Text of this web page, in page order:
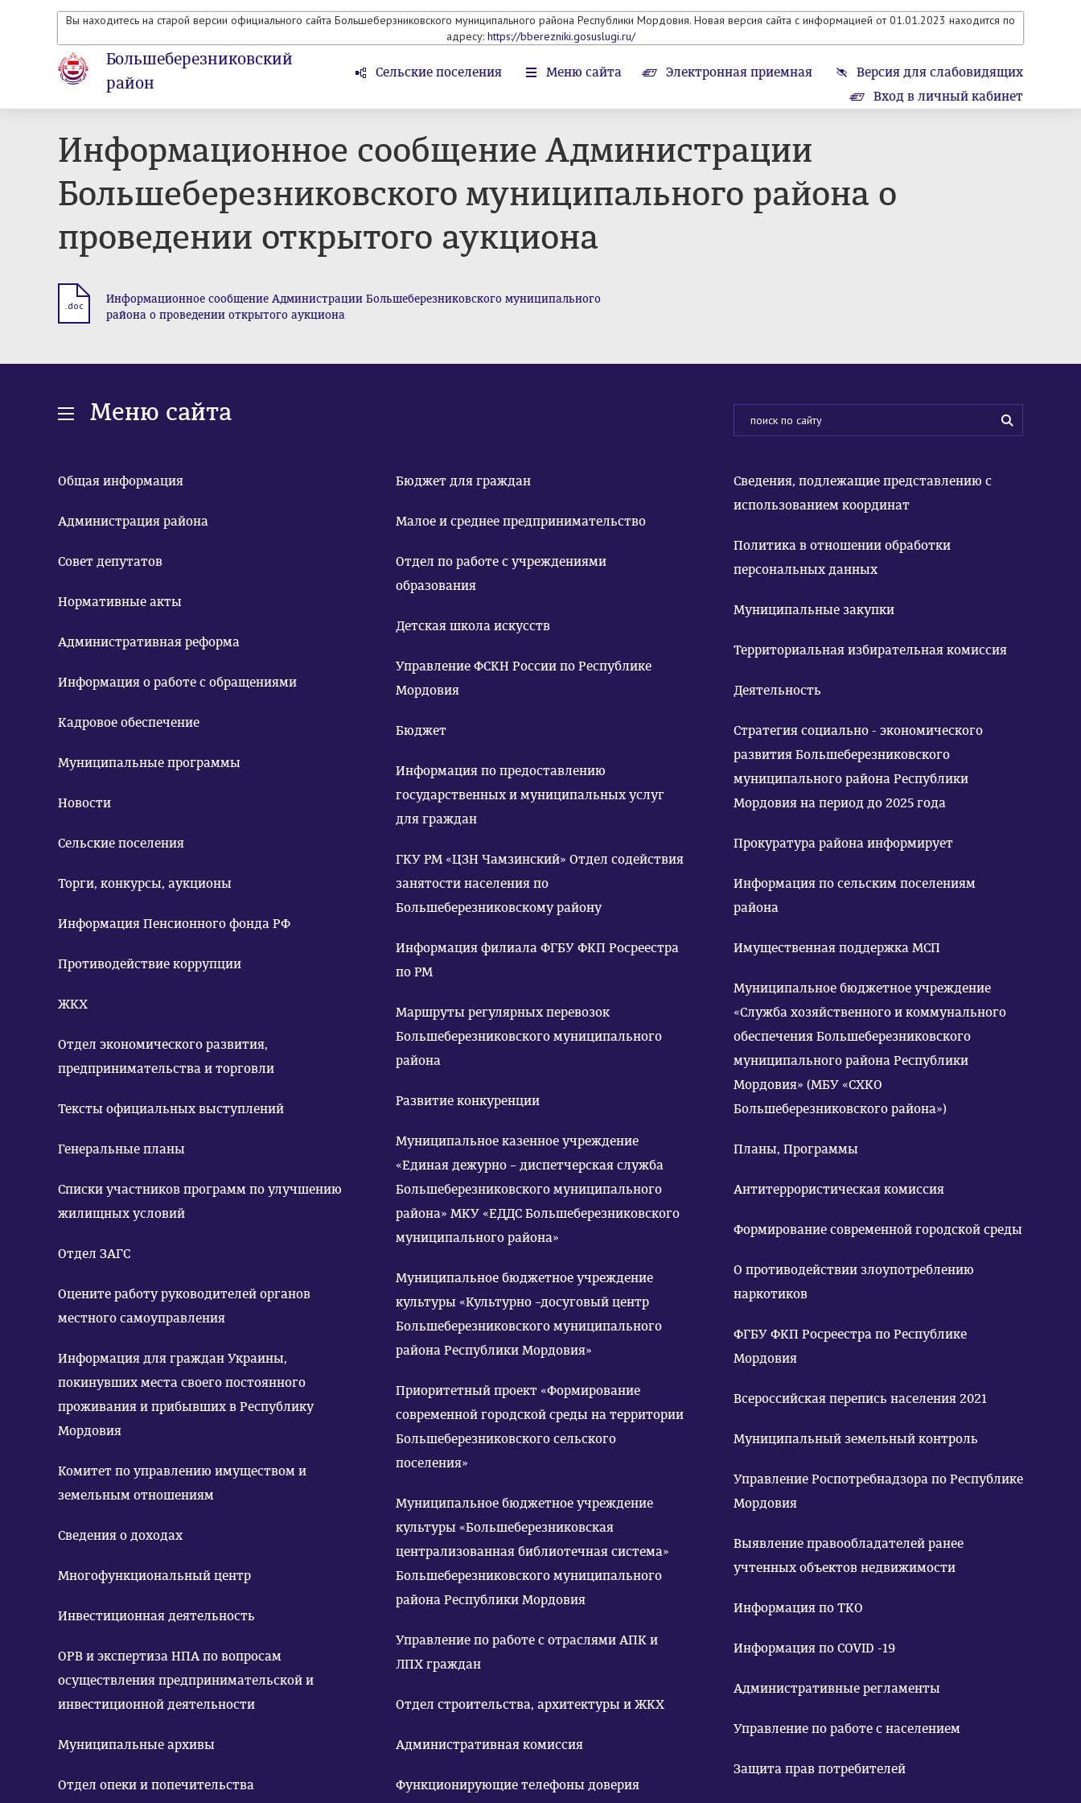
Вы находитесь на старой версии официального сайта Большеберзниковского муниципального района Республики Мордовия. Новая версия сайта с информацией от 01.01.2023 находится по
адресу: https://bberezniki.gosuslugi.ru/
Большеберезниковский
район
Сельские поселения Меню сайта Электронная приемная
Версия для слабовидящих
Вход в личный кабинет
Информационное сообщение Администрации
Большеберезниковского муниципального района о
проведении открытого аукциона
.doc
Информационное сообщение Администрации Большеберезниковского муниципального
района о проведении открытого аукциона
Меню сайта
Общая информация
Администрация района
Совет депутатов
Нормативные акты
Административная реформа
Информация о работе с обращениями
Кадровое обеспечение
Муниципальные программы
Новости
Сельские поселения
Торги, конкурсы, аукционы
Информация Пенсионного фонда РФ
Противодействие коррупции
ЖКХ
Отдел экономического развития,
предпринимательства и торговли
Тексты официальных выступлений
Генеральные планы
Списки участников программ по улучшению
жилищных условий
Отдел ЗАГС
Оцените работу руководителей органов
местного самоуправления
Информация для граждан Украины,
покинувших места своего постоянного
проживания и прибывших в Республику
Мордовия
Комитет по управлению имуществом и
земельным отношениям
Сведения о доходах
Многофункциональный центр
Инвестиционная деятельность
ОРВ и экспертиза НПА по вопросам
осуществления предпринимательской и
инвестиционной деятельности
Муниципальные архивы
Отдел опеки и попечительства
Бюджет для граждан
Малое и среднее предпринимательство
Отдел по работе с учреждениями
образования
Детская школа искусств
Управление ФСКН России по Республике
Мордовия
Бюджет
Информация по предоставлению
государственных и муниципальных услуг
для граждан
ГКУ РМ «ЦЗН Чамзинский» Отдел содействия
занятости населения по
Большеберезниковскому району
Информация филиала ФГБУ ФКП Росреестра
по РМ
Маршруты регулярных перевозок
Большеберезниковского муниципального
района
Развитие конкуренции
Муниципальное казенное учреждение
«Единая дежурно – диспетчерская служба
Большеберезниковского муниципального
района» МКУ «ЕДДС Большеберезниковского
муниципального района»
Муниципальное бюджетное учреждение
культуры «Культурно –досуговый центр
Большеберезниковского муниципального
района Республики Мордовия»
Приоритетный проект «Формирование
современной городской среды на территории
Большеберезниковского сельского
поселения»
Муниципальное бюджетное учреждение
культуры «Большеберезниковская
централизованная библиотечная система»
Большеберезниковского муниципального
района Республики Мордовия
Управление по работе с отраслями АПК и
ЛПХ граждан
Отдел строительства, архитектуры и ЖКХ
Административная комиссия
Функционирующие телефоны доверия
Сведения, подлежащие представлению с
использованием координат
Политика в отношении обработки
персональных данных
Муниципальные закупки
Территориальная избирательная комиссия
Деятельность
Стратегия социально - экономического
развития Большеберезниковского
муниципального района Республики
Мордовия на период до 2025 года
Прокуратура района информирует
Информация по сельским поселениям
района
Имущественная поддержка МСП
Муниципальное бюджетное учреждение
«Служба хозяйственного и коммунального
обеспечения Большеберезниковского
муниципального района Республики
Мордовия» (МБУ «СХКО
Большеберезниковского района»)
Планы, Программы
Антитеррористическая комиссия
Формирование современной городской среды
О противодействии злоупотреблению
наркотиков
ФГБУ ФКП Росреестра по Республике
Мордовия
Всероссийская перепись населения 2021
Муниципальный земельный контроль
Управление Роспотребнадзора по Республике
Мордовия
Выявление правообладателей ранее
учтенных объектов недвижимости
Информация по ТКО
Информация по COVID -19
Административные регламенты
Управление по работе с населением
Защита прав потребителей